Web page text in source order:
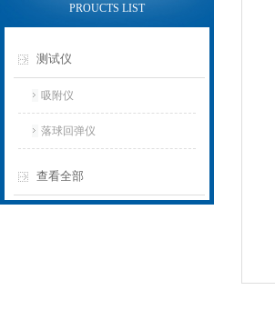
PROUCTS LIST
测试仪
吸附仪
落球回弹仪
查看全部